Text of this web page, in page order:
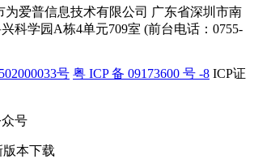
为爱普信息技术有限公司 广东省深圳市南
科学园A栋4单元709室 (前台电话：0755-
号 粤 ICP 备 09173600 号 -8 ICP证